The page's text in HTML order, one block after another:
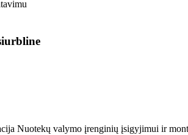
Nuotekų valymo įrenginių įsigyjimui ir